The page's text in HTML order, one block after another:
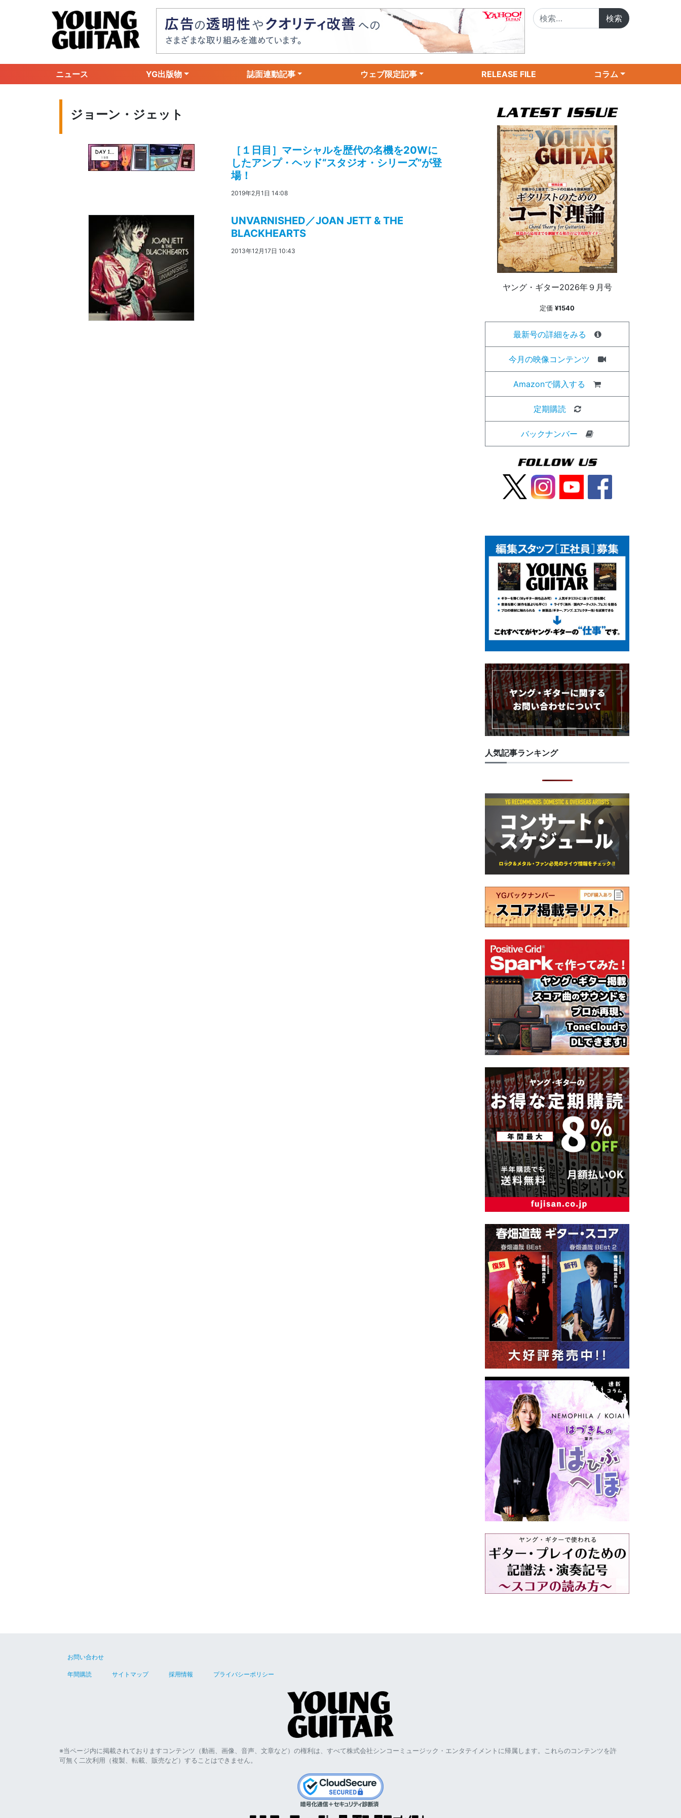
ニュース YG出版物 誌面連動記事 ウェブ限定記事 RELEASE FILE コラム
ジョーン・ジェット
［１日目］マーシャルを歴代の名機を20Wに
したアンプ・ヘッド“スタジオ・シリーズ”が登
場！
2019年2月1日 14:08
UNVARNISHED／JOAN JETT & THE
BLACKHEARTS
2013年12月17日 10:43
ヤング・ギター2026年９月号
定価 ¥1540
最新号の詳細をみる
今月の映像コンテンツ
Amazonで購入する
定期購読
バックナンバー
人気記事ランキング
お問い合わせ
年間購読 サイトマップ 採用情報 プライバシーポリシー
※当ページ内に掲載されておりますコンテンツ（動画、画像、音声、文章など）の権利は、すべて株式会社シンコーミュージック・エンタテイメントに帰属します。これらのコンテンツを許
可無く二次利用（複製、転載、販売など）することはできません。